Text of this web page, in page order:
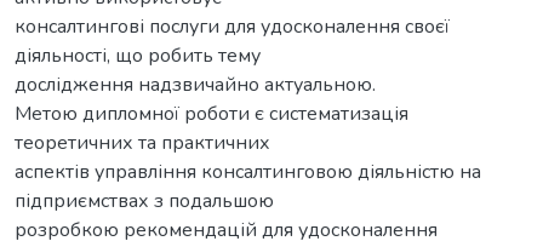
консалтингові послуги для удосконалення своєї
діяльності, що робить тему
дослідження надзвичайно актуальною.
Метою дипломної роботи є систематизація
теоретичних та практичних
аспектів управління консалтинговою діяльністю на
підприємствах з подальшою
розробкою рекомендацій для удосконалення